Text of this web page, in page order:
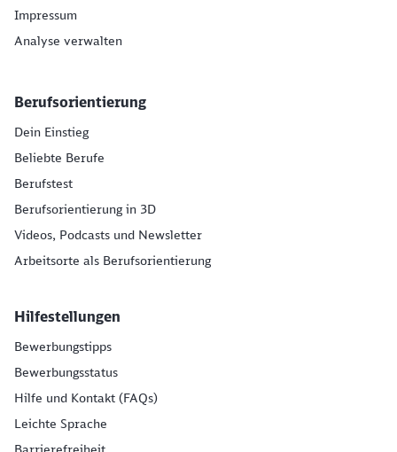
Impressum
Analyse verwalten
Berufsorientierung
Dein Einstieg
Beliebte Berufe
Berufstest
Berufsorientierung in 3D
Videos, Podcasts und Newsletter
Arbeitsorte als Berufsorientierung
Hilfestellungen
Bewerbungstipps
Bewerbungsstatus
Hilfe und Kontakt (FAQs)
Leichte Sprache